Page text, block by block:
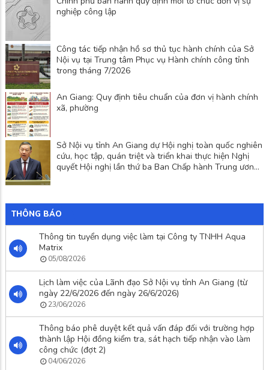
nghiệp công lập
Công tác tiếp nhận hồ sơ thủ tục hành chính của Sở
Nội vụ tại Trung tâm Phục vụ Hành chính công tỉnh
trong tháng 7/2026
An Giang: Quy định tiêu chuẩn của đơn vị hành chính
xã, phường
Sở Nội vụ tỉnh An Giang dự Hội nghị toàn quốc nghiên
cứu, học tập, quán triệt và triển khai thực hiện Nghị
quyết Hội nghị lần thứ ba Ban Chấp hành Trung ương
THÔNG BÁO
Thông tin tuyển dụng việc làm tại Công ty TNHH Aqua
Matrix
05/08/2026
Lịch làm việc của Lãnh đạo Sở Nội vụ tỉnh An Giang (từ
ngày 22/6/2026 đến ngày 26/6/2026)
23/06/2026
Thông báo phê duyệt kết quả vấn đáp đối với trường hợp
thành lập Hội đồng kiểm tra, sát hạch tiếp nhận vào làm
công chức (đợt 2)
04/06/2026